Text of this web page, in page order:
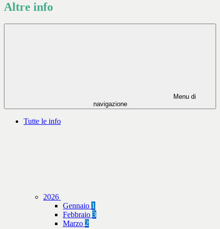
Altre info
Menu di
navigazione
Tutte le info
2026
Gennaio 1
Febbraio 3
Marzo 2